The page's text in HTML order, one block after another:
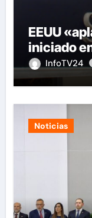
EEUU
iniciado
InfoTV24
Noticias